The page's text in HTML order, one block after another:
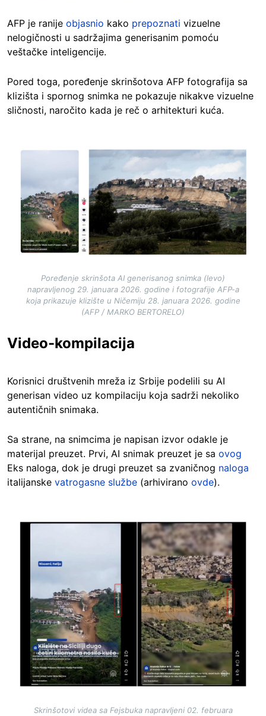
AFP je ranije objasnio kako prepoznati vizuelne
nelogičnosti u sadržajima generisanim pomoću
veštačke inteligencije.
Pored toga, poređenje skrinšotova AFP fotografija sa
klizišta i spornog snimka ne pokazuje nikakve vizuelne
sličnosti, naročito kada je reč o arhitekturi kuća.
Poređenje skrinšota AI generisanog snimka (levo)
napravljenog 29. januara 2026. godine i fotografije AFP-a
koja prikazuje klizište u Ničemiju 28. januara 2026. godine
(AFP / MARKO BERTORELO)
Video-kompilacija
Korisnici društvenih mreža iz Srbije podelili su AI
generisan video uz kompilaciju koja sadrži nekoliko
autentičnih snimaka.
Sa strane, na snimcima je napisan izvor odakle je
materijal preuzet. Prvi, AI snimak preuzet je sa ovog
Eks naloga, dok je drugi preuzet sa zvaničnog naloga
italijanske vatrogasne službe (arhivirano ovde).
Image
Skrinšotovi videa sa Fejsbuka napravljeni 02. februara